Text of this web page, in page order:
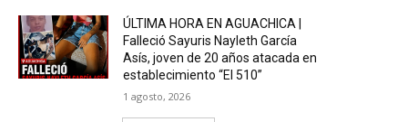
ÚLTIMA HORA EN AGUACHICA |
Falleció Sayuris Nayleth García
Asís, joven de 20 años atacada en
establecimiento “El 510”
1 agosto, 2026